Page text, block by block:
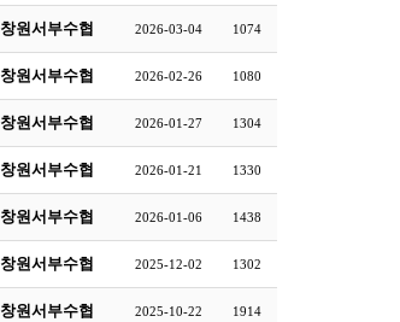
창원서부수협 2026-03-04 1074
창원서부수협 2026-02-26 1080
창원서부수협 2026-01-27 1304
창원서부수협 2026-01-21 1330
창원서부수협 2026-01-06 1438
창원서부수협 2025-12-02 1302
창원서부수협 2025-10-22 1914